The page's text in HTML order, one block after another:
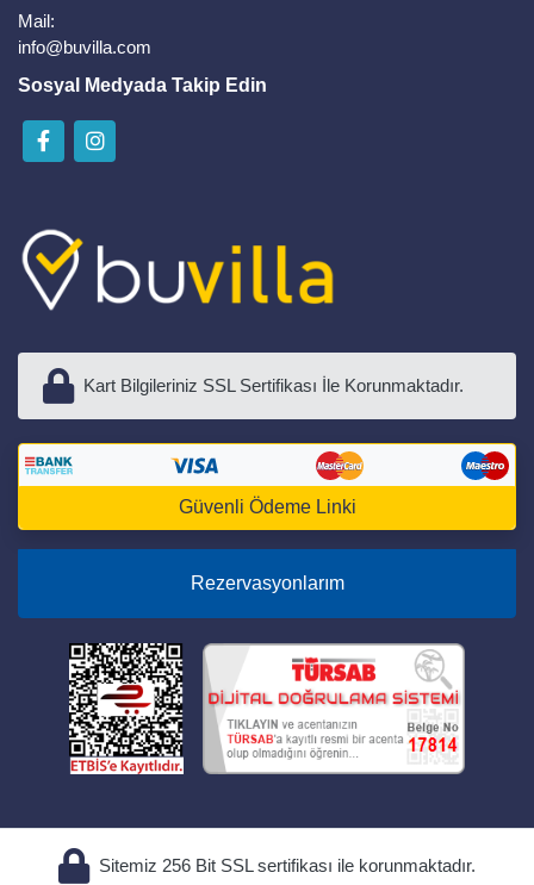
Mail:
info@buvilla.com
Sosyal Medyada Takip Edin
Kart Bilgileriniz SSL Sertifikası İle Korunmaktadır.
Güvenli Ödeme Linki
Rezervasyonlarım
Sitemiz 256 Bit SSL sertifikası ile korunmaktadır.